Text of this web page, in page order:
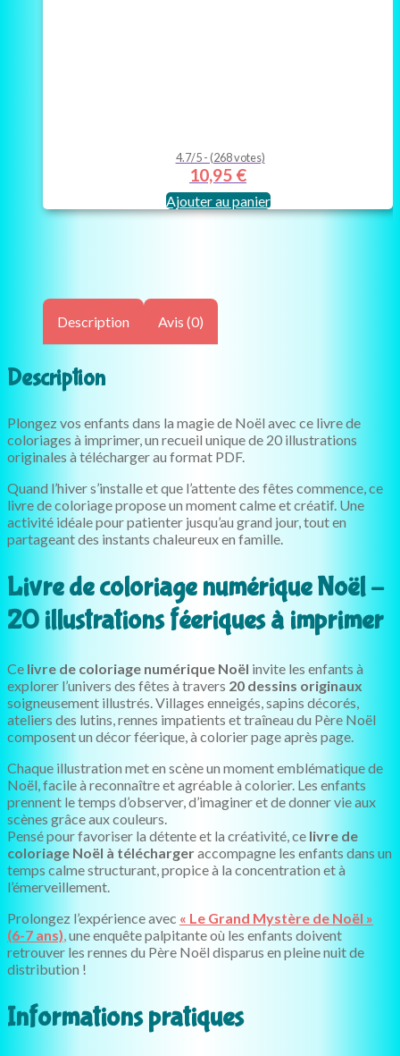
4.7/5 - (268 votes)
10,95 €
Ajouter au panier
Description Avis (0)
Description
Plongez vos enfants dans la magie de Noël avec ce livre de
coloriages à imprimer, un recueil unique de 20 illustrations
originales à télécharger au format PDF.
Quand l’hiver s’installe et que l’attente des fêtes commence, ce
livre de coloriage propose un moment calme et créatif. Une
activité idéale pour patienter jusqu’au grand jour, tout en
partageant des instants chaleureux en famille.
Livre de coloriage numérique Noël –
20 illustrations féeriques à imprimer
Ce livre de coloriage numérique Noël invite les enfants à
explorer l’univers des fêtes à travers 20 dessins originaux
soigneusement illustrés. Villages enneigés, sapins décorés,
ateliers des lutins, rennes impatients et traîneau du Père Noël
composent un décor féerique, à colorier page après page.
Chaque illustration met en scène un moment emblématique de
Noël, facile à reconnaître et agréable à colorier. Les enfants
prennent le temps d’observer, d’imaginer et de donner vie aux
scènes grâce aux couleurs.
Pensé pour favoriser la détente et la créativité, ce livre de
coloriage Noël à téléchargeraccompagne les enfants dans un
temps calme structurant, propice à la concentration et à
l’émerveillement.
Prolongez l’expérience avec « Le Grand Mystère de Noël »
(6-7 ans),une enquête palpitante où les enfants doivent
retrouver les rennes du Père Noël disparus en pleine nuit de
distribution !
Informations pratiques